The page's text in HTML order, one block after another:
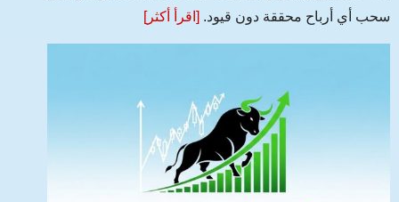
سحب أي أرباح محققة دون قيود. [اقرأ أكثر]